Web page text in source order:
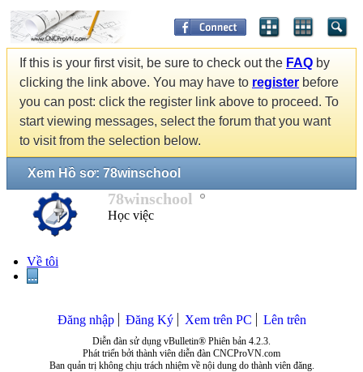
If this is your first visit, be sure to check out the FAQ by
clicking the link above. You may have to register before
you can post: click the register link above to proceed. To
start viewing messages, select the forum that you want
to visit from the selection below.
Xem Hồ sơ: 78winschool
78winschool
Học việc
Về tôi
...
Đăng nhập Đăng Ký Xem trên PC Lên trên
Diễn đàn sử dụng vBulletin® Phiên bản 4.2.3.
Phát triển bởi thành viên diễn đàn CNCProVN.com
Ban quản trị không chịu trách nhiệm về nội dung do thành viên đăng.